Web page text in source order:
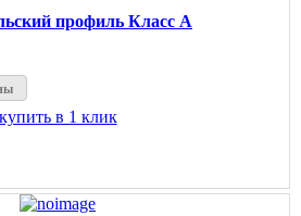
профиль Класс А
купить в 1 клик